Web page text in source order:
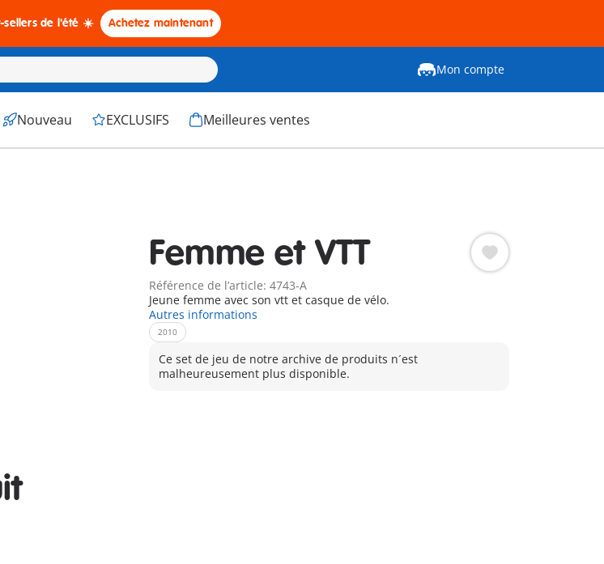
sellers de l'été ☀️ Achetez maintenant
Mon compte
Nouveau EXCLUSIFS Meilleures ventes
Femme et VTT
Référence de l’article: 4743-A
Jeune femme avec son vtt et casque de vélo.
Autres informations
2010
Ce set de jeu de notre archive de produits n´est
malheureusement plus disponible.